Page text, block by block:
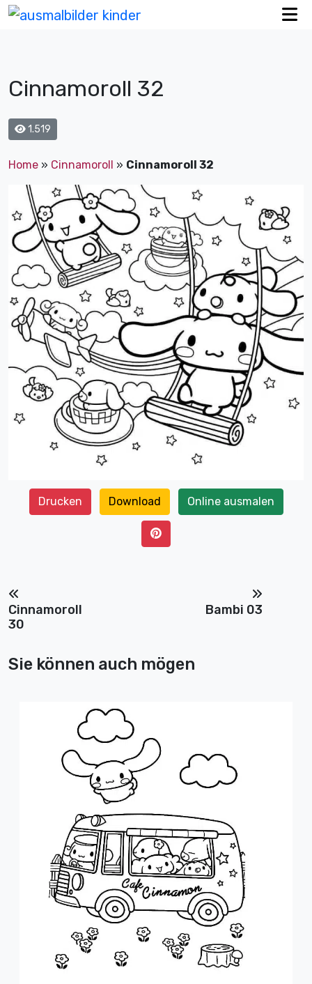
Cinnamoroll 32
1.519
Home » Cinnamoroll » Cinnamoroll 32
Drucken Download Online ausmalen
Cinnamoroll
30
Bambi 03
Sie können auch mögen